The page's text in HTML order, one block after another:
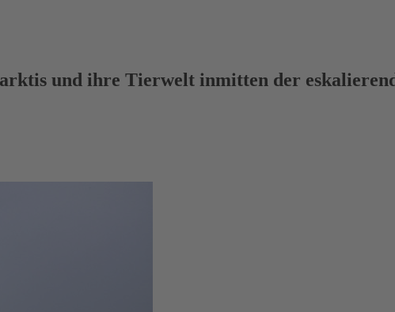
und ihre Tierwelt inmitten der